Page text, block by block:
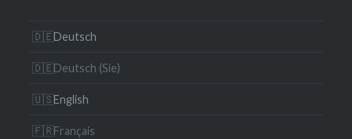
Deutsch
Deutsch (Sie)
English
Français